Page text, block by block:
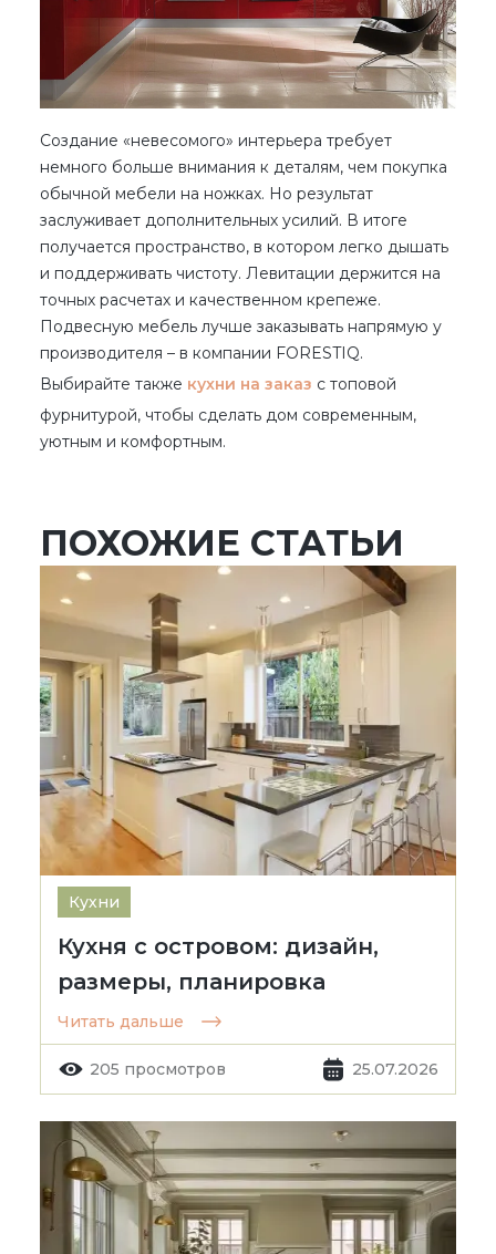
Создание «невесомого» интерьера требует
немного больше внимания к деталям, чем покупка
обычной мебели на ножках. Но результат
заслуживает дополнительных усилий. В итоге
получается пространство, в котором легко дышать
и поддерживать чистоту. Левитации держится на
точных расчетах и качественном крепеже.
Подвесную мебель лучше заказывать напрямую у
производителя – в компании FORESTIQ.
Выбирайте также кухни на заказ с топовой
фурнитурой, чтобы сделать дом современным,
уютным и комфортным.
ПОХОЖИЕ СТАТЬИ
Кухни
Кухня с островом: дизайн,
размеры, планировка
Читать дальше
205 просмотров 25.07.2026